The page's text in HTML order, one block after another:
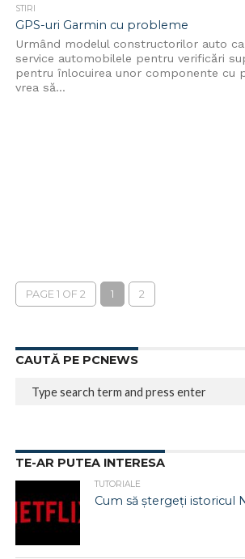
STIRI
GPS-uri Garmin cu probleme
Urmând modelul constructorilor auto
service automobilele pentru verificări
pentru înlocuirea unor componente cu
vrea să...
PAGE 1 OF 2 1 2
CAUTĂ PE PCNEWS
TE-AR PUTEA INTERESA
TUTORIALE
Cum să ștergeți istoricul